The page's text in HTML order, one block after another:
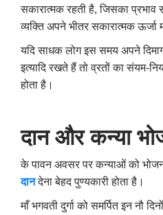
सकारात्मक रहती है,जिसका प्रभाव
व्यक्ति अपने भीतर सकारात्मक
यदि साधक लोग इस समय अपने
इत्यादि रखते हैं तो व्रतों का संयम-
होता है।
दान और कन्या
के पावन अवसर पर कन्याओं को
दानदेना बेहद पुण्यकारी होता है।
माँ भगवती दुर्गा को समर्पित इन नौ